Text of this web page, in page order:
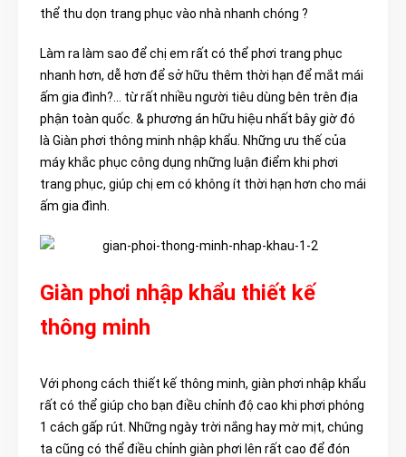
thể thu dọn trang phục vào nhà nhanh chóng ?
Làm ra làm sao để chị em rất có thể phơi trang phục
nhanh hơn, dễ hơn để sở hữu thêm thời hạn để mắt mái
ấm gia đình?… từ rất nhiều người tiêu dùng bên trên địa
phận toàn quốc. & phương án hữu hiệu nhất bây giờ đó
là Giàn phơi thông minh nhập khẩu. Những ưu thế của
máy khắc phục công dụng những luận điểm khi phơi
trang phục, giúp chị em có không ít thời hạn hơn cho mái
ấm gia đình.
Giàn phơi nhập khẩu thiết kế
thông minh
Với phong cách thiết kế thông minh, giàn phơi nhập khẩu
rất có thể giúp cho bạn điều chỉnh độ cao khi phơi phóng
1 cách gấp rút. Những ngày trời nắng hay mờ mịt, chúng
ta cũng có thể điều chỉnh giàn phơi lên rất cao để đón